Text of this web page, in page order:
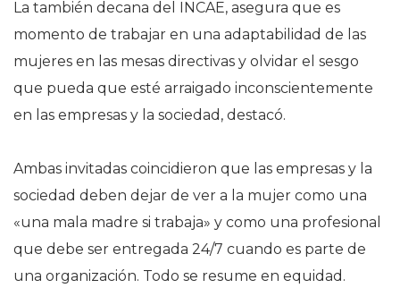
La también decana del INCAE, asegura que es
momento de trabajar en una adaptabilidad de las
mujeres en las mesas directivas y olvidar el sesgo
que pueda que esté arraigado inconscientemente
en las empresas y la sociedad, destacó.
Ambas invitadas coincidieron que las empresas y la
sociedad deben dejar de ver a la mujer como una
«una mala madre si trabaja» y como una profesional
que debe ser entregada 24/7 cuando es parte de
una organización. Todo se resume en equidad.